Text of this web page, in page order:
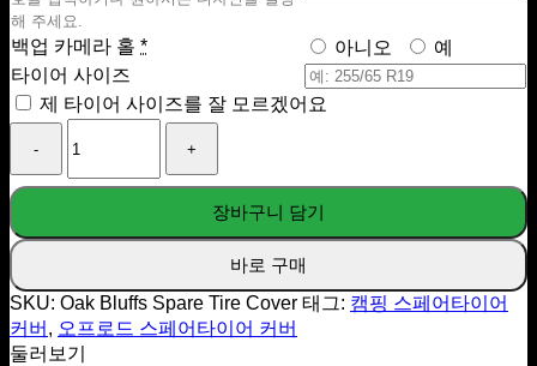
해 주세요.
백업 카메라 홀 * 아니오
예
타이어 사이즈
제 타이어 사이즈를 잘 모르겠어요
Bluffs
Tire
수
장바구니 담기
바로 구매
SKU: Oak Bluffs Spare Tire Cover 태그: 캠핑 스페어타이어
커버 , 오프로드 스페어타이어 커버
둘러보기